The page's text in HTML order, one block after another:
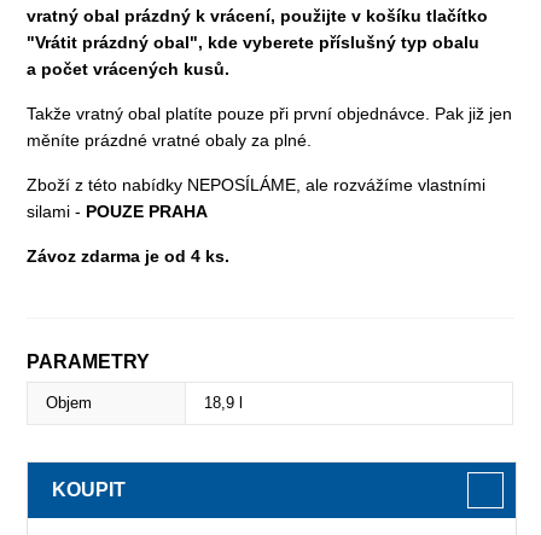
vratný obal prázdný k vrácení, použijte v košíku tlačítko
"Vrátit prázdný obal", kde vyberete příslušný typ obalu
a počet vrácených kusů.
Takže vratný obal platíte pouze při první objednávce. Pak již jen
měníte prázdné vratné obaly za plné.
Zboží z této nabídky NEPOSÍLÁME, ale rozvážíme vlastními
silami - POUZE PRAHA
Závoz zdarma je od 4 ks.
PARAMETRY
Objem 18,9 l
KOUPIT